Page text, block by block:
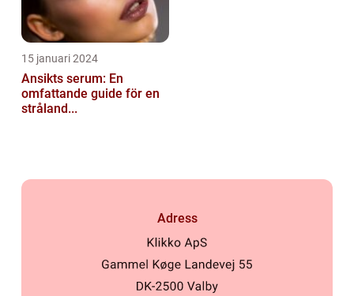
15 januari 2024
Ansikts serum: En
omfattande guide för en
stråland...
Adress